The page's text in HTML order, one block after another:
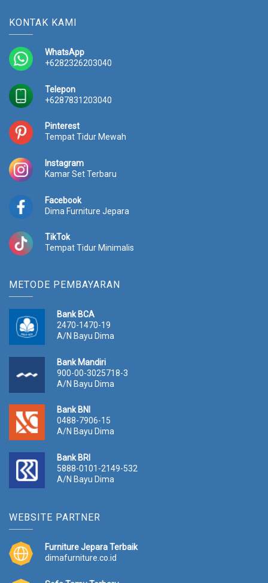
KONTAK KAMI
WhatsApp
+6282326203040
Telepon
+6287831203040
Pinterest
Tempat Tidur Mewah
Instagram
Kamar Set Terbaru
Facebook
Dima Furniture Jepara
TikTok
Tempat Tidur Minimalis
METODE PEMBAYARAN
Bank BCA
2470-1470-19
A/N Bayu Dima
Bank Mandiri
900-00-3025718-3
A/N Bayu Dima
Bank BNI
0488-7906-15
A/N Bayu Dima
Bank BRI
5888-0101-2149-532
A/N Bayu Dima
WEBSITE PARTNER
Furniture Jepara Terbaik
dimafurniture.co.id